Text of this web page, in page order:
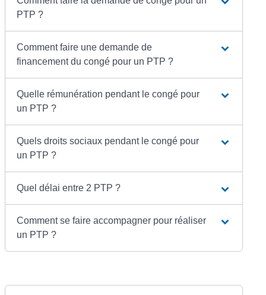
PTP ?
Comment faire une demande de
financement du congé pour un PTP ?
Quelle rémunération pendant le congé pour
un PTP ?
Quels droits sociaux pendant le congé pour
un PTP ?
Quel délai entre 2 PTP ?
Comment se faire accompagner pour réaliser
un PTP ?